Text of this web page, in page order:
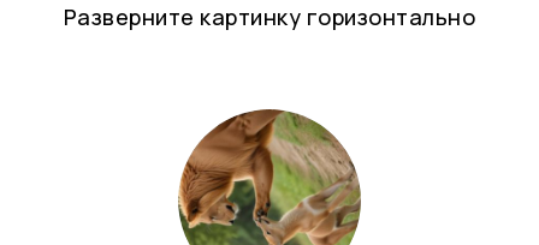
Разверните картинку горизонтально